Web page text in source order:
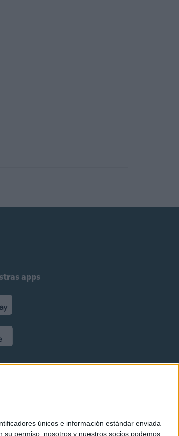
únicos e información estándar enviada
su permiso, nosotros y nuestros socios podemos
apps